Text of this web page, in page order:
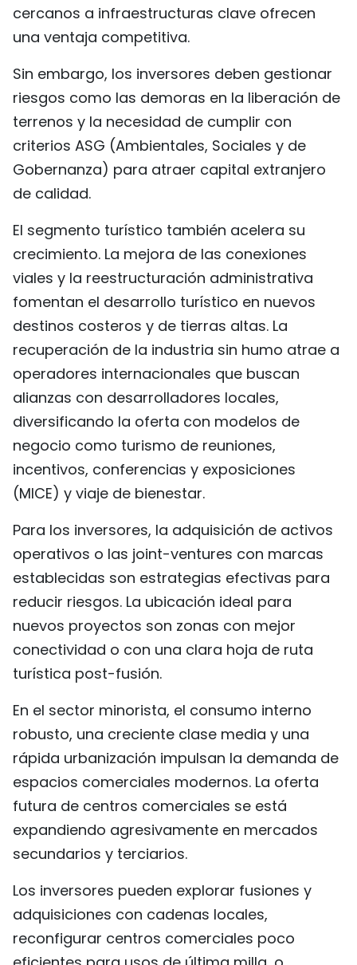
cercanos a infraestructuras clave ofrecen
una ventaja competitiva.
Sin embargo, los inversores deben gestionar
riesgos como las demoras en la liberación de
terrenos y la necesidad de cumplir con
criterios ASG (Ambientales, Sociales y de
Gobernanza) para atraer capital extranjero
de calidad.
El segmento turístico también acelera su
crecimiento. La mejora de las conexiones
viales y la reestructuración administrativa
fomentan el desarrollo turístico en nuevos
destinos costeros y de tierras altas. La
recuperación de la industria sin humo atrae a
operadores internacionales que buscan
alianzas con desarrolladores locales,
diversificando la oferta con modelos de
negocio como turismo de reuniones,
incentivos, conferencias y exposiciones
(MICE) y viaje de bienestar.
Para los inversores, la adquisición de activos
operativos o las joint-ventures con marcas
establecidas son estrategias efectivas para
reducir riesgos. La ubicación ideal para
nuevos proyectos son zonas con mejor
conectividad o con una clara hoja de ruta
turística post-fusión.
En el sector minorista, el consumo interno
robusto, una creciente clase media y una
rápida urbanización impulsan la demanda de
espacios comerciales modernos. La oferta
futura de centros comerciales se está
expandiendo agresivamente en mercados
secundarios y terciarios.
Los inversores pueden explorar fusiones y
adquisiciones con cadenas locales,
reconfigurar centros comerciales poco